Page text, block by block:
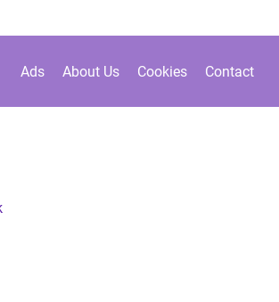
Ads About Us Cookies Contact